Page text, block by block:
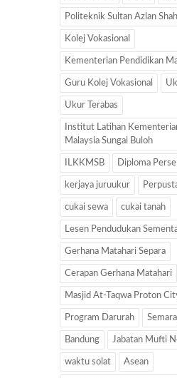
Politeknik Sultan Azlan
Kolej Vokasional
Kementerian Pendidikan
Guru Kolej Vokasional
Ukur Terabas
Institut Latihan
Malaysia Sungai Buloh
ILKKMSB Diploma
kerjaya juruukur
cukai sewa cukai tanah
Lesen Pendudukan
Gerhana Matahari Separa
Cerapan Gerhana Matahari
Masjid At-Taqwa Proton
Program Darurah
Bandung Jabatan Mufti
waktu solat Asean